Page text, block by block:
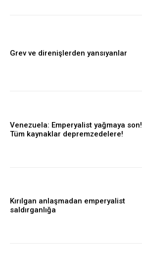
Grev ve direnişlerden yansıyanlar
Venezuela: Emperyalist yağmaya son!
Tüm kaynaklar depremzedelere!
Kırılgan anlaşmadan emperyalist
saldırganlığa